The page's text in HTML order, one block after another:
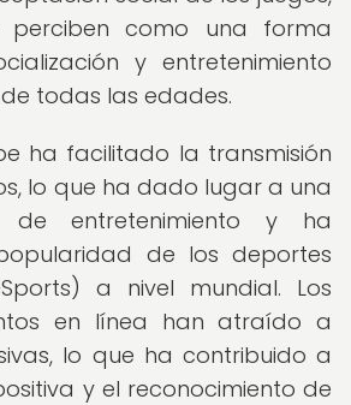
como una forma
y entretenimiento
todas las edades.
ha facilitado la transmisión
lo que ha dado lugar a una
de entretenimiento y ha
de los deportes
a nivel mundial. Los
en línea han atraído a
lo que ha contribuido a
y el reconocimiento de